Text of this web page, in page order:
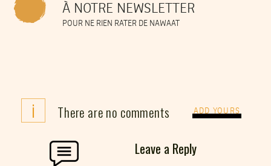
À NOTRE NEWSLETTER
POUR NE RIEN RATER DE NAWAAT
i There are no comments ADD YOURS
Leave a Reply